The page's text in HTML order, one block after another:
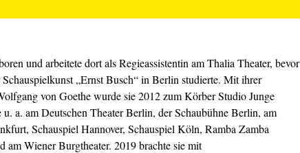
und arbeitete dort als Regieassistentin am Thalia Theater, bevor
„Ernst Busch“ in Berlin studierte. Mit ihrer
von Goethe wurde sie 2012 zum Körber Studio Junge
a. am Deutschen Theater Berlin, der Schaubühne Berlin, am
Schauspiel Hannover, Schauspiel Köln, Ramba Zamba
am Wiener Burgtheater. 2019 brachte sie mit